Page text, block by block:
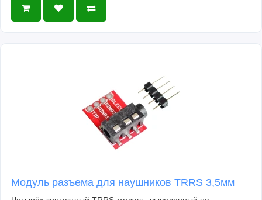
Модуль разъема для наушников TRRS 3,5мм